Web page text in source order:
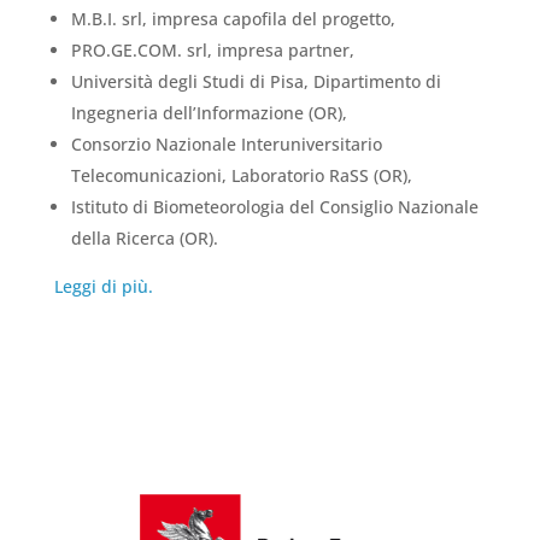
M.B.I. srl, impresa capofila del progetto,
PRO.GE.COM. srl, impresa partner,
Università degli Studi di Pisa, Dipartimento di
Ingegneria dell’Informazione (OR),
Consorzio Nazionale Interuniversitario
Telecomunicazioni, Laboratorio RaSS (OR),
Istituto di Biometeorologia del Consiglio Nazionale
della Ricerca (OR).
Leggi di più.